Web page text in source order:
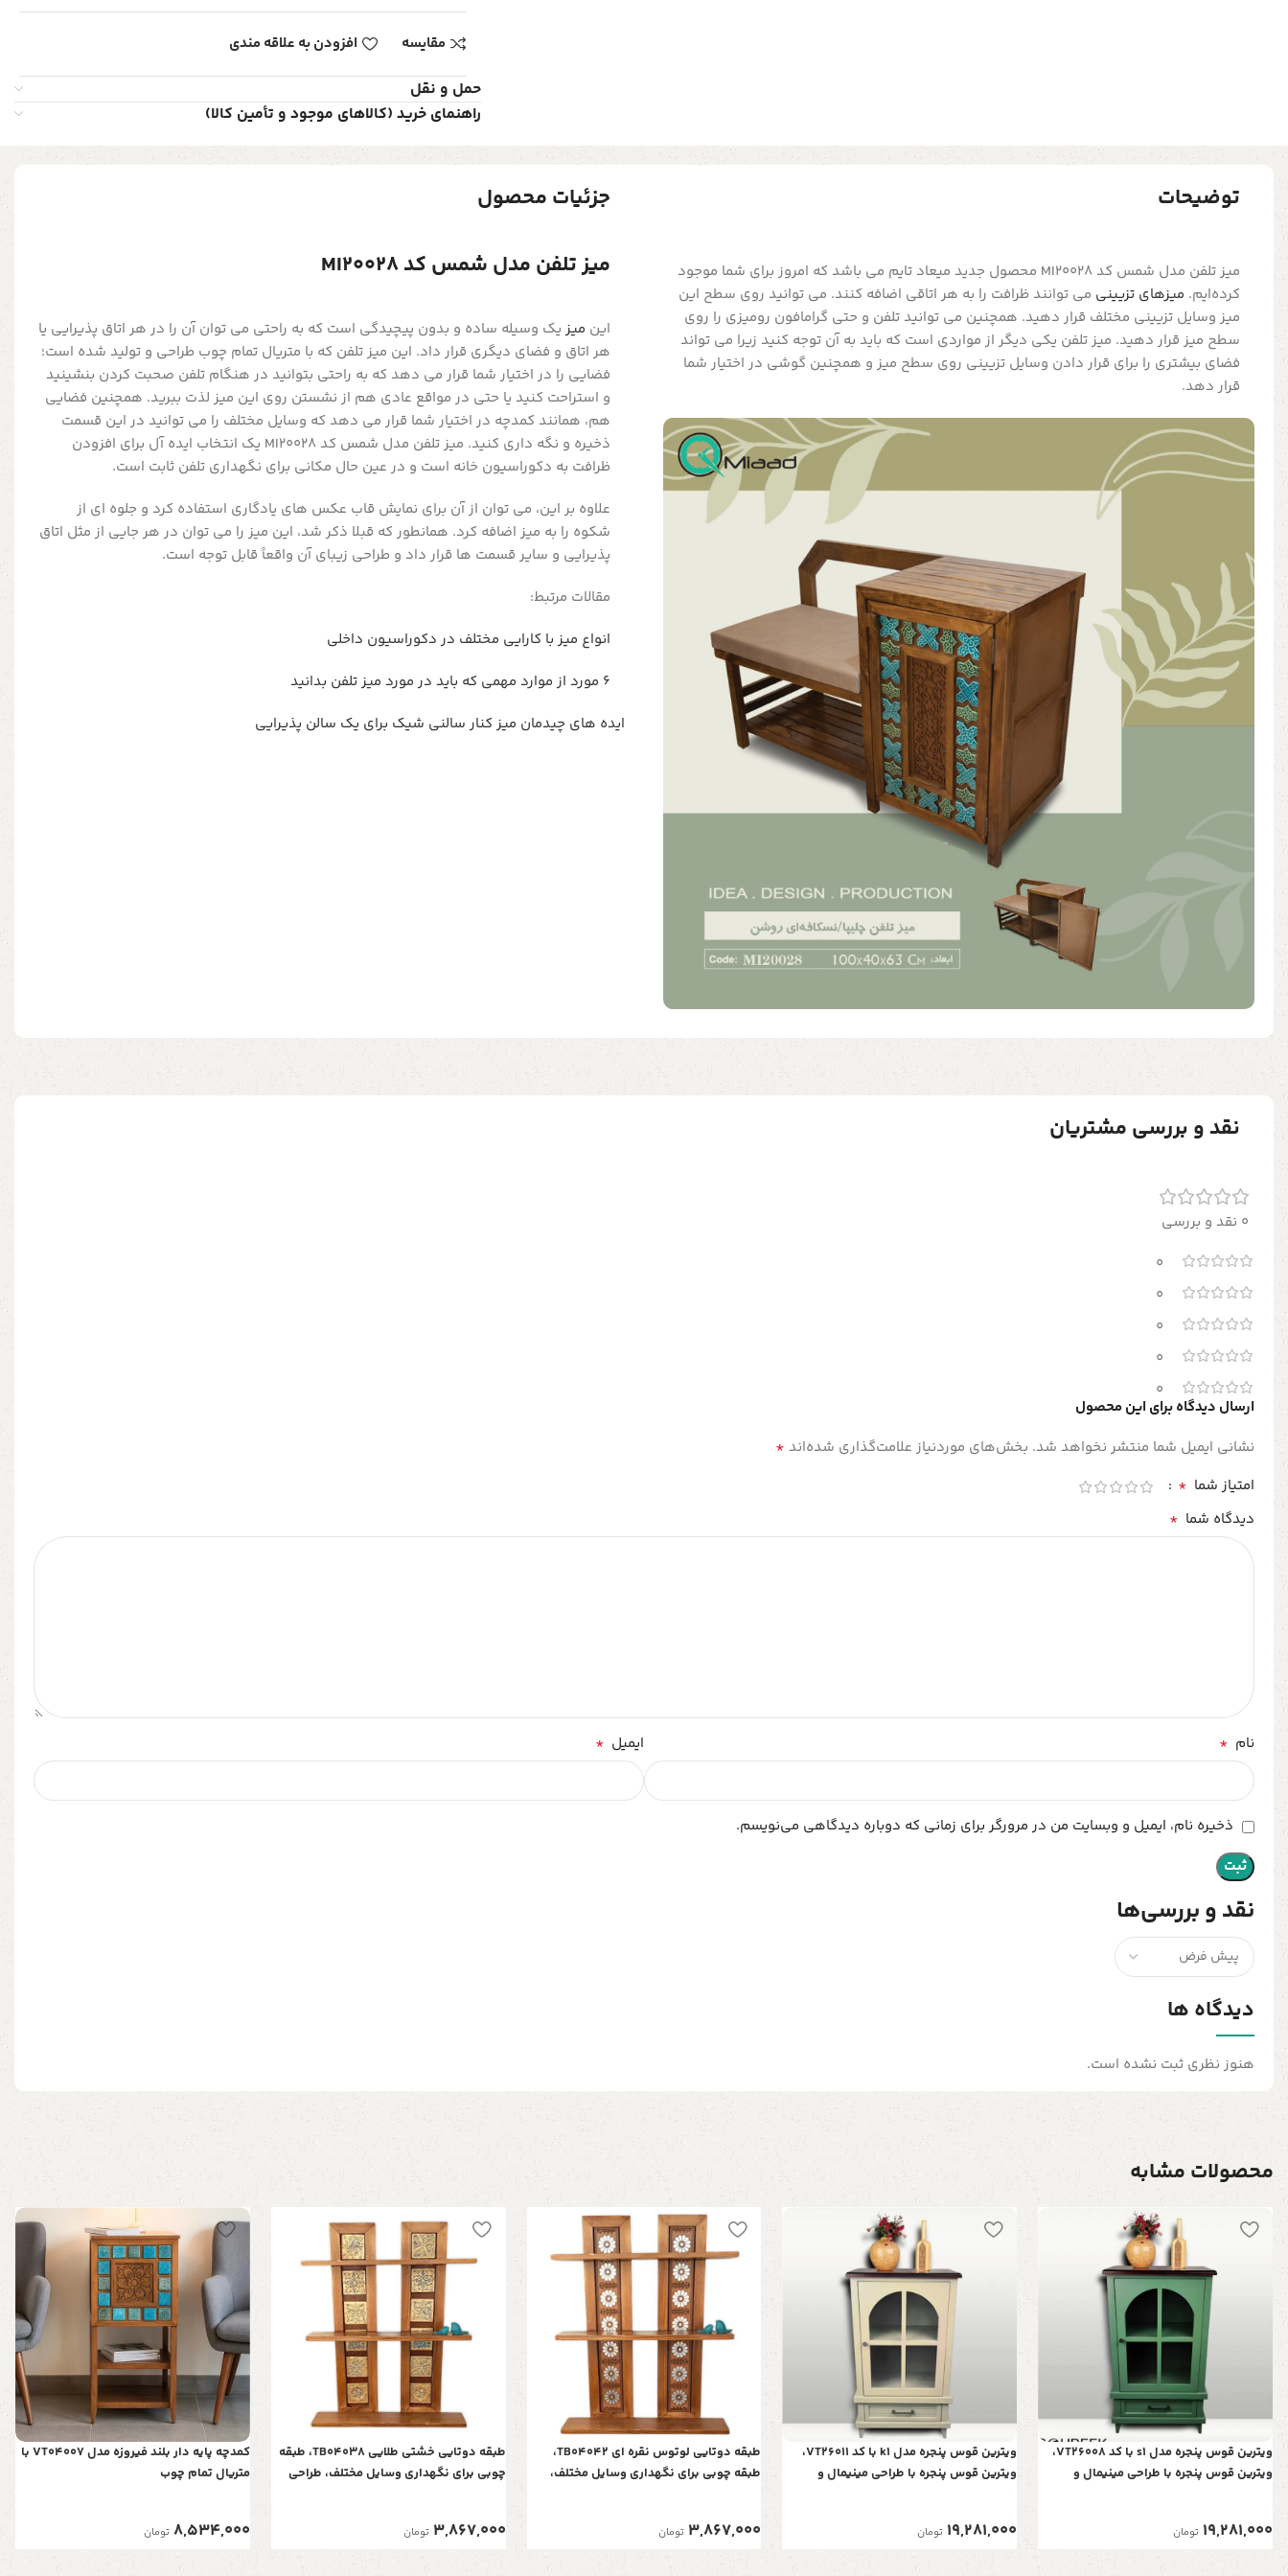
مقایسه افزودن به علاقه مندی
حمل و نقل
راهنمای خرید (کالاهای موجود و تأمین کالا)
توضیحات
میز تلفن مدل شمس کد MI20028 محصول جدید میعاد تایم می باشد که امروز برای شما موجود
کرده‌ایم. میزهای تزیینی می توانند ظرافت را به هر اتاقی اضافه کنند. می توانید روی سطح این
میز وسایل تزیینی مختلف قرار دهید. همچنین می توانید تلفن و حتی گرامافون رومیزی را روی
سطح میز قرار دهید. میز تلفن یکی دیگر از مواردی است که باید به آن توجه کنید زیرا می تواند
فضای بیشتری را برای قرار دادن وسایل تزیینی روی سطح میز و همچنین گوشی در اختیار شما
قرار دهد.
جزئیات محصول
میز تلفن مدل شمس کد MI20028
این میز یک وسیله ساده و بدون پیچیدگی است که به راحتی می توان آن را در هر اتاق پذیرایی یا
هر اتاق و فضای دیگری قرار داد. این میز تلفن که با متریال تمام چوب طراحی و تولید شده است؛
فضایی را در اختیار شما قرار می دهد که به راحتی بتوانید در هنگام تلفن صحبت کردن بنشینید
و استراحت کنید یا حتی در مواقع عادی هم از نشستن روی این میز لذت ببرید. همچنین فضایی
هم، همانند کمدچه در اختیار شما قرار می دهد که وسایل مختلف را می توانید در این قسمت
ذخیره و نگه داری کنید. میز تلفن مدل شمس کد MI20028 یک انتخاب ایده آل برای افزودن
ظرافت به دکوراسیون خانه است و در عین حال مکانی برای نگهداری تلفن ثابت است.
علاوه بر این، می توان از آن برای نمایش قاب عکس های یادگاری استفاده کرد و جلوه ای از
شکوه را به میز اضافه کرد. همانطور که قبلا ذکر شد، این میز را می توان در هر جایی از مثل اتاق
پذیرایی و سایر قسمت ها قرار داد و طراحی زیبای آن واقعاً قابل توجه است.
مقالات مرتبط:
انواع میز با کارایی مختلف در دکوراسیون داخلی
6 مورد از موارد مهمی که باید در مورد میز تلفن بدانید
ایده های چیدمان میز کنار سالنی شیک برای یک سالن پذیرایی
نقد و بررسی مشتریان
0 نقد و بررسی
0
0
0
0
0
نقد و بررسی‌ها
دیدگاه ها
هنوز نظری ثبت نشده است.
ارسال دیدگاه برای این محصول
نشانی ایمیل شما منتشر نخواهد شد. بخش‌های موردنیاز علامت‌گذاری شده‌اند *
امتیاز شما *
دیدگاه شما *
نام * ایمیل *
ذخیره نام، ایمیل و وبسایت من در مرورگر برای زمانی که دوباره دیدگاهی می‌نویسم.
محصولات مشابه
ویترین قوس پنجره مدل s1 با کد VT26008،
ویترین قوس پنجره با طراحی مینیمال و
19,281,000 تومان
ویترین قوس پنجره مدل k1 با کد VT26011،
ویترین قوس پنجره با طراحی مینیمال و
19,281,000 تومان
طبقه دوتایی لوتوس نقره ای TB04042،
طبقه چوبی برای نگهداری وسایل مختلف،
3,867,000 تومان
طبقه دوتایی خشتی طلایی TB04038، طبقه
چوبی برای نگهداری وسایل مختلف، طراحی
3,867,000 تومان
کمدچه پایه دار بلند فیروزه مدل VT04007 با
متریال تمام چوب
8,534,000 تومان